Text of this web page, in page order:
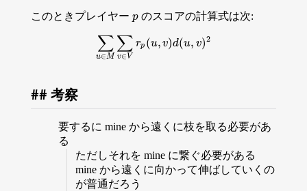
このときプレイヤー p
p のスコアの計算式は次:
∑
u∈M
∑
v∈V
rp (u, v)d(u, v)2
∑u M ∑v∈Vrp(u,v)d (u,v
考察
要するに mine から遠くに枝を取る必要があ
る
ただしそれを mine に繋ぐ必要がある
mine から遠くに向かって伸ばしていくの
が普通だろう